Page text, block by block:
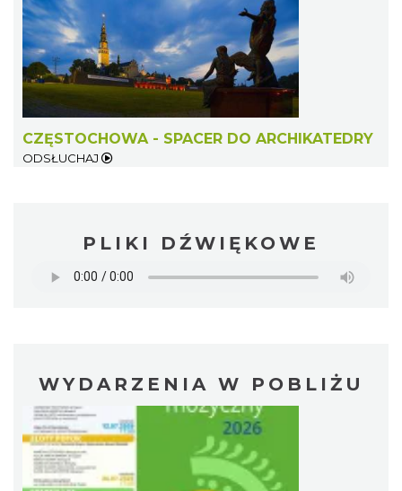
CZĘSTOCHOWA - SPACER DO ARCHIKATEDRY
ODSŁUCHAJ
PLIKI DŹWIĘKOWE
WYDARZENIA W POBLIŻU